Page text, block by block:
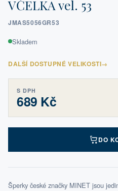
VČELKA vel. 53
JMAS5056GR53
Skladem
DALŠÍ DOSTUPNÉ VELIKOSTI→
S DPH
689 Kč
DO
Šperky české značky MINET jsou